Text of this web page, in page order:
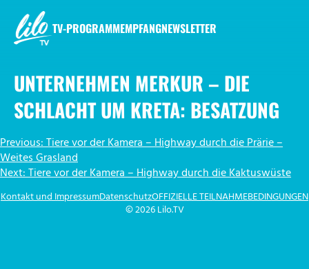
Inhalt
springen
TV-PROGRAMMEMPFANGNEWSLETTER
UNTERNEHMEN MERKUR – DIE
SCHLACHT UM KRETA: BESATZUNG
BEITRAGSNAVIGATION
Previous:Tiere vor der Kamera – Highway durch die Prärie –
Weites Grasland
Next:Tiere vor der Kamera – Highway durch die Kaktuswüste
© 2026 Lilo.TV
Kontakt und ImpressumDatenschutzOFFIZIELLE TEILNAHMEBEDINGUNGEN